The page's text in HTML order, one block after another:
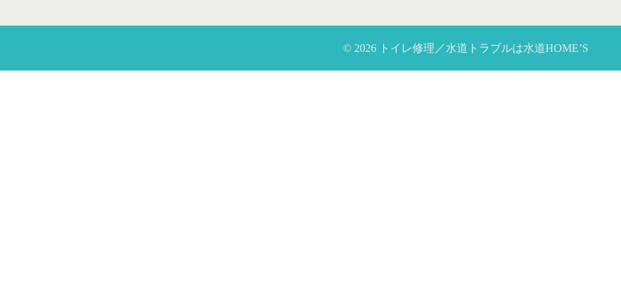
© 2026 トイレ修理／水道トラブルは水道HOME’S